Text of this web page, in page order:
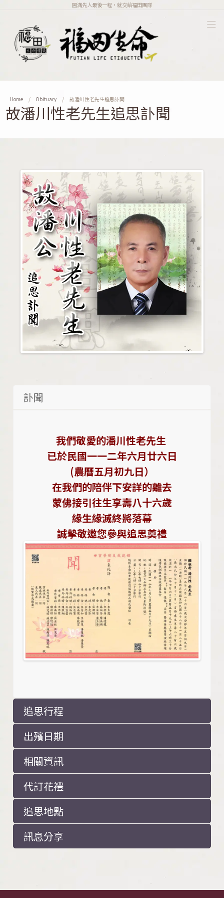
圓滿先人最後一程，就交給福田團隊
Home Obituary 故潘川性老先生追思訃聞
故潘川性老先生追思訃聞
訃聞
我們敬愛的潘川性老先生
已於民國一一二年六月廿六日
(農曆五月初九日）
在我們的陪伴下安詳的離去
蒙佛接引往生享壽八十六歲
緣生緣滅終將落幕
誠摯敬邀您參與追思奠禮
追思行程
出殯日期
相關資訊
代訂花禮
追思地點
訊息分享